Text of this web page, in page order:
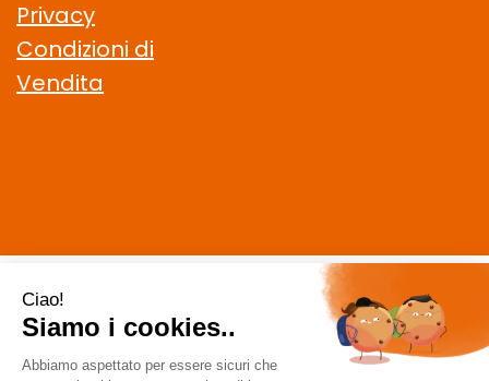
Privacy
Condizioni di
Vendita
CELIACHIAMO.COM SRL
- VIA DELLA MAGLIANA, 183 00146
Roma (RM)
staff @ celiachiamo.com
| Tel.: 065506174| P.Iva: